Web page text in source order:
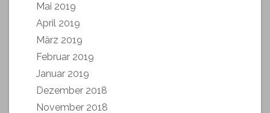
Mai 2019
April 2019
März 2019
Februar 2019
Januar 2019
Dezember 2018
November 2018